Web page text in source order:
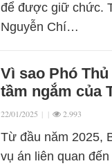
để được giữ chức.
Nguyễn Chí…
Vì sao Phó
tầm ngắm của
22/01/2025 | | 2.993
Từ đầu năm 2025,
vụ án liên quan